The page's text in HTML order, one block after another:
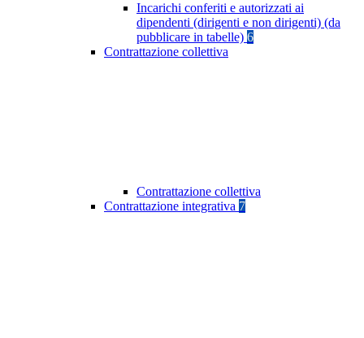
Incarichi conferiti e autorizzati ai
dipendenti (dirigenti e non dirigenti) (da
pubblicare in tabelle) 6
Contrattazione collettiva
Contrattazione collettiva
Contrattazione integrativa 7